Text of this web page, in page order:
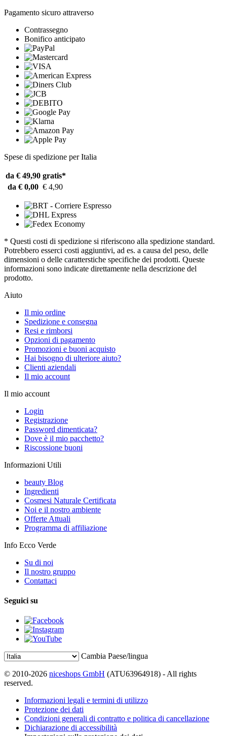
Pagamento sicuro attraverso
Contrassegno
Bonifico anticipato
Spese di spedizione per Italia
da € 49,90 gratis*
da € 0,00 € 4,90
* Questi costi di spedizione si riferiscono alla spedizione standard.
Potrebbero esserci costi aggiuntivi, ad es. a causa del peso, delle
dimensioni o delle caratterstiche specifiche dei prodotti. Queste
informazioni sono indicate direttamente nella descrizione del
prodotto.
Aiuto
Il mio ordine
Spedizione e consegna
Resi e rimborsi
Opzioni di pagamento
Promozioni e buoni acquisto
Hai bisogno di ulteriore aiuto?
Clienti aziendali
Il mio account
Il mio account
Login
Registrazione
Password dimenticata?
Dove è il mio pacchetto?
Riscossione buoni
Informazioni Utili
beauty Blog
Ingredienti
Cosmesi Naturale Certificata
Noi e il nostro ambiente
Offerte Attuali
Programma di affiliazione
Info Ecco Verde
Su di noi
Il nostro gruppo
Contattaci
Seguici su
Cambia Paese/lingua
© 2010-2026 niceshops GmbH (ATU63964918) - All rights
reserved.
Informazioni legali e termini di utilizzo
Protezione dei dati
Condizioni generali di contratto e politica di cancellazione
Dichiarazione di accessibilità